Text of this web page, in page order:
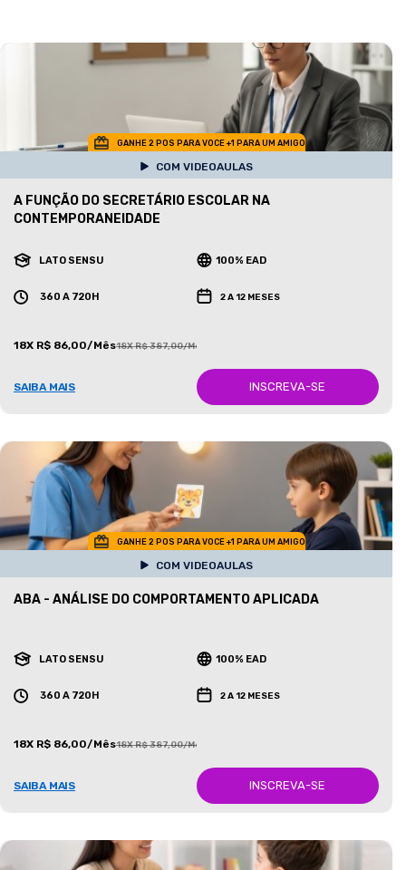
GANHE 2 POS PARA VOCE +1 PARA UM AMIGO
COM VIDEOAULAS
A FUNÇÃO DO SECRETÁRIO ESCOLAR NA
CONTEMPORANEIDADE
LATO SENSU 100% EAD
360 A 720H 2 A 12 MESES
18X R$ 86,00/Mês18X R$ 387,00/Mês
SAIBA MAIS INSCREVA-SE
GANHE 2 POS PARA VOCE +1 PARA UM AMIGO
COM VIDEOAULAS
ABA - ANÁLISE DO COMPORTAMENTO APLICADA
LATO SENSU 100% EAD
360 A 720H 2 A 12 MESES
18X R$ 86,00/Mês18X R$ 387,00/Mês
SAIBA MAIS INSCREVA-SE